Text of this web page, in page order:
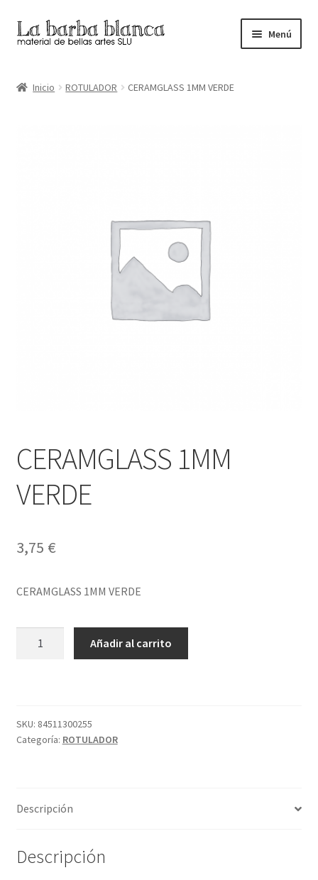
Ir
a
navegación
Ir
al
Menú
Inicio ROTULADOR CERAMGLASS 1MM VERDE
CERAMGLASS 1MM
VERDE
3,75 €
CERAMGLASS 1MM VERDE
Añadir al carrito
SKU: 84511300255
Categoría: ROTULADOR
Descripción
Descripción